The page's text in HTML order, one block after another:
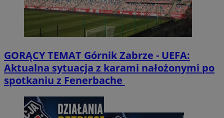
GORĄCY TEMAT Górnik Zabrze - UEFA:
Aktualna sytuacja z karami nałożonymi po
spotkaniu z Fenerbache